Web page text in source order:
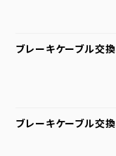
ブレーキケーブル交換
ブレーキケーブル交換